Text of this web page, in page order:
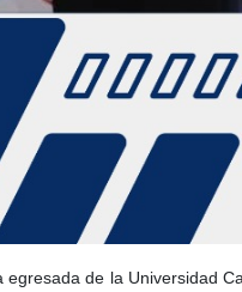
de la Universidad